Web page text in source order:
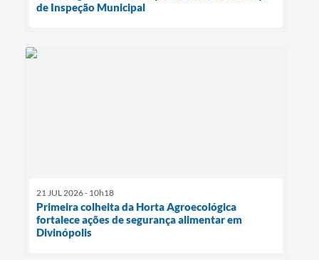
de Inspeção Municipal
21 JUL 2026 - 10h18
Primeira colheita da Horta Agroecológica
fortalece ações de segurança alimentar em
Divinópolis